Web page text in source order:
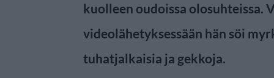
kuolleen oudoissa olosuhteissa.
videolähetyksessään hän söi
tuhatjalkaisia ja gekkoja.